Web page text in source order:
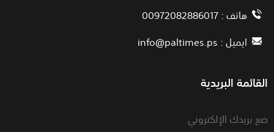
هاتف : 00972082886017
ايميل :info@paltimes.ps
القائمة البريدية